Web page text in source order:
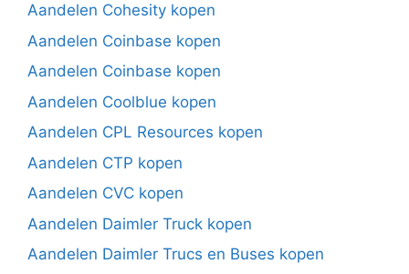
Aandelen Cohesity kopen
Aandelen Coinbase kopen
Aandelen Coinbase kopen
Aandelen Coolblue kopen
Aandelen CPL Resources kopen
Aandelen CTP kopen
Aandelen CVC kopen
Aandelen Daimler Truck kopen
Aandelen Daimler Trucs en Buses kopen